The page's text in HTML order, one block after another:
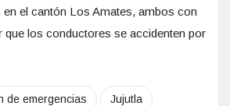
el cantón Los Amates, ambos con
que los conductores se accidenten por
de emergencias Jujutla